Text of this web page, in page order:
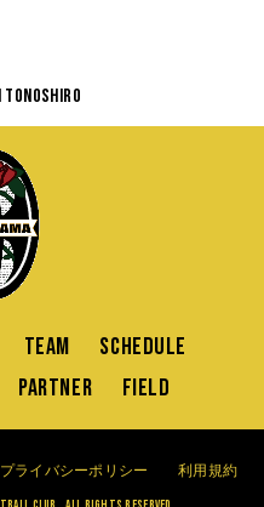
TEAM
SCHEDULE
PARTNER FIELD
プライバシーポリシー 利用規約